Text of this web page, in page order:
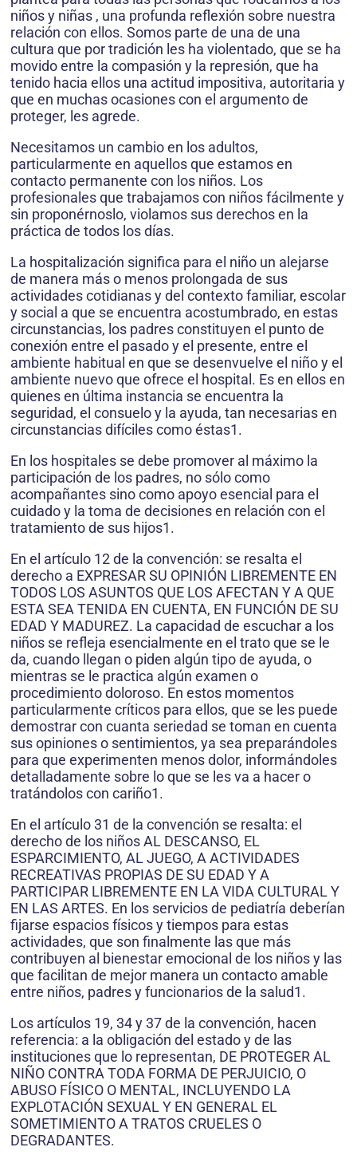
niños y niñas , una profunda reflexión sobre nuestra
relación con ellos. Somos parte de una de una
cultura que por tradición les ha violentado, que se ha
movido entre la compasión y la represión, que ha
tenido hacia ellos una actitud impositiva, autoritaria y
que en muchas ocasiones con el argumento de
proteger, les agrede.
Necesitamos un cambio en los adultos,
particularmente en aquellos que estamos en
contacto permanente con los niños. Los
profesionales que trabajamos con niños fácilmente y
sin proponérnoslo, violamos sus derechos en la
práctica de todos los días.
La hospitalización significa para el niño un alejarse
de manera más o menos prolongada de sus
actividades cotidianas y del contexto familiar, escolar
y social a que se encuentra acostumbrado, en estas
circunstancias, los padres constituyen el punto de
conexión entre el pasado y el presente, entre el
ambiente habitual en que se desenvuelve el niño y el
ambiente nuevo que ofrece el hospital. Es en ellos en
quienes en última instancia se encuentra la
seguridad, el consuelo y la ayuda, tan necesarias en
circunstancias difíciles como éstas1.
En los hospitales se debe promover al máximo la
participación de los padres, no sólo como
acompañantes sino como apoyo esencial para el
cuidado y la toma de decisiones en relación con el
tratamiento de sus hijos1.
En el artículo 12 de la convención: se resalta el
derecho a EXPRESAR SU OPINIÓN LIBREMENTE EN
TODOS LOS ASUNTOS QUE LOS AFECTAN Y A QUE
ESTA SEA TENIDA EN CUENTA, EN FUNCIÓN DE SU
EDAD Y MADUREZ. La capacidad de escuchar a los
niños se refleja esencialmente en el trato que se le
da, cuando llegan o piden algún tipo de ayuda, o
mientras se le practica algún examen o
procedimiento doloroso. En estos momentos
particularmente críticos para ellos, que se les puede
demostrar con cuanta seriedad se toman en cuenta
sus opiniones o sentimientos, ya sea preparándoles
para que experimenten menos dolor, informándoles
detalladamente sobre lo que se les va a hacer o
tratándolos con cariño1.
En el artículo 31 de la convención se resalta: el
derecho de los niños AL DESCANSO, EL
ESPARCIMIENTO, AL JUEGO, A ACTIVIDADES
RECREATIVAS PROPIAS DE SU EDAD Y A
PARTICIPAR LIBREMENTE EN LA VIDA CULTURAL Y
EN LAS ARTES. En los servicios de pediatría deberían
fijarse espacios físicos y tiempos para estas
actividades, que son finalmente las que más
contribuyen al bienestar emocional de los niños y las
que facilitan de mejor manera un contacto amable
entre niños, padres y funcionarios de la salud1.
Los artículos 19, 34 y 37 de la convención, hacen
referencia: a la obligación del estado y de las
instituciones que lo representan, DE PROTEGER AL
NIÑO CONTRA TODA FORMA DE PERJUICIO, O
ABUSO FÍSICO O MENTAL, INCLUYENDO LA
EXPLOTACIÓN SEXUAL Y EN GENERAL EL
SOMETIMIENTO A TRATOS CRUELES O
DEGRADANTES.